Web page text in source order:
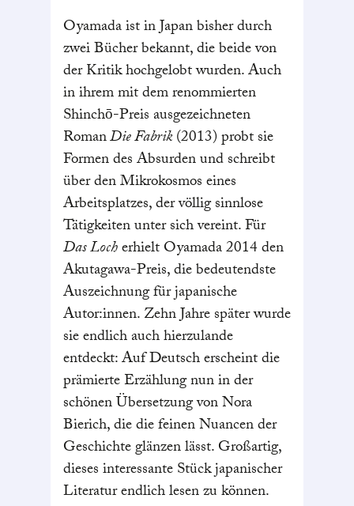
Oyamada ist in Japan bisher durch
zwei Bücher bekannt, die beide von
der Kritik hochgelobt wurden. Auch
in ihrem mit dem renommierten
Shinchō-Preis ausgezeichneten
RomanDie Fabrik(2013) probt sie
Formen des Absurden und schreibt
über den Mikrokosmos eines
Arbeitsplatzes, der völlig sinnlose
Tätigkeiten unter sich vereint. Für
Das Locherhielt Oyamada 2014 den
Akutagawa-Preis, die bedeutendste
Auszeichnung für japanische
Autor:innen. Zehn Jahre später wurde
sie endlich auch hierzulande
entdeckt: Auf Deutsch erscheint die
prämierte Erzählung nun in der
schönen Übersetzung von Nora
Bierich, die die feinen Nuancen der
Geschichte glänzen lässt. Großartig,
dieses interessante Stück japanischer
Literatur endlich lesen zu können.